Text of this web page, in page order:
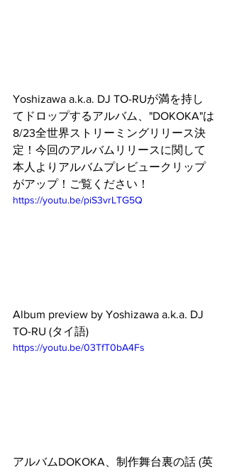
Yoshizawa a.k.a. DJ TO-RUが満を持し
てドロップするアルバム、"DOKOKA"は
8/23全世界ストリーミングリリース決
定！今回のアルバムリリースに関して
本人よりアルバムプレビュークリップ
がアップ！ご覧ください！
https://youtu.be/piS3vrLTG5Q
Album preview by Yoshizawa a.k.a. DJ
TO-RU (タイ語)
https://youtu.be/03TfT0bA4Fs
アルバムDOKOKA、制作舞台裏の話 (英